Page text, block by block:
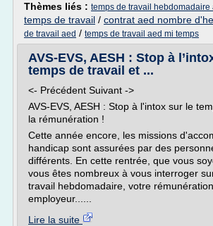
Thèmes liés : temps de travail hebdomadaire
temps de travail / contrat aed nombre
de travail aed / temps de travail aed mi temps
AVS-EVS, AESH : Stop à
temps de travail et ...
<- Précédent Suivant ->
AVS-EVS, AESH : Stop à l'intox sur le
la rémunération !
Cette année encore, les missions
handicap sont assurées par des
différents. En cette rentrée, que vous
vous êtes nombreux à vous interroger
travail hebdomadaire, votre
employeur......
Lire la suite